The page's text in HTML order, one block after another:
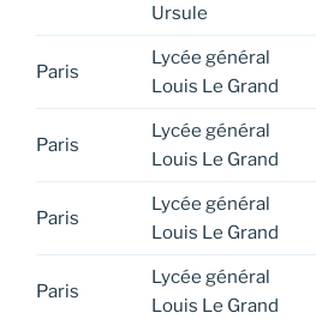
Ursule
Paris
Lycée général
Louis Le Grand
Paris
Lycée général
Louis Le Grand
Paris
Lycée général
Louis Le Grand
Paris
Lycée général
Louis Le Grand